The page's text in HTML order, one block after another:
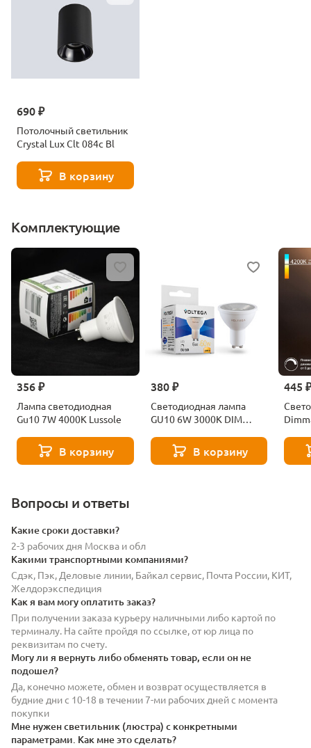
690 ₽
Потолочный светильник
Crystal Lux Clt 084c Bl
В корзину
Комплектующие
356 ₽
Лампа светодиодная
Gu10 7W 4000K Lussole
В корзину
380 ₽
Светодиодная лампа
GU10 6W 3000K DIM
В корзину
445
Вопросы и ответы
Какие сроки доставки?
2-3 рабочих дня Москва и обл
Какими транспортными компаниями?
Сдэк, Пэк, Деловые линии, Байкал сервис, Почта России, КИТ,
Желдорэкспедиция
Как я вам могу оплатить заказ?
При получении заказа курьеру наличными либо картой по
терминалу. На сайте пройдя по ссылке, от юр лица по
реквизитам по счету.
Могу ли я вернуть либо обменять товар, если он не
подошел?
Да, конечно можете, обмен и возврат осуществляется в
будние дни с 10-18 в течении 7-ми рабочих дней с момента
покупки
Мне нужен светильник (люстра) с конкретными
параметрами. Как мне это сделать?